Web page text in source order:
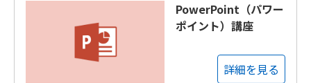
PowerPoint（パワー
ポイント）講座
詳細を見る